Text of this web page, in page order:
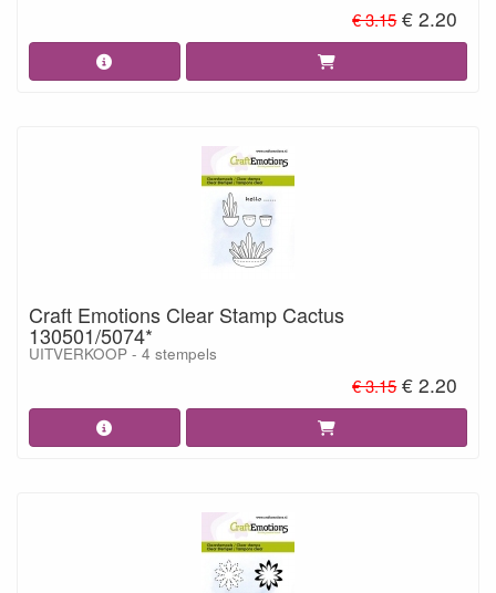
€ 3.15 € 2.20
Craft Emotions Clear Stamp Cactus
130501/5074*
UITVERKOOP - 4 stempels
€ 3.15 € 2.20